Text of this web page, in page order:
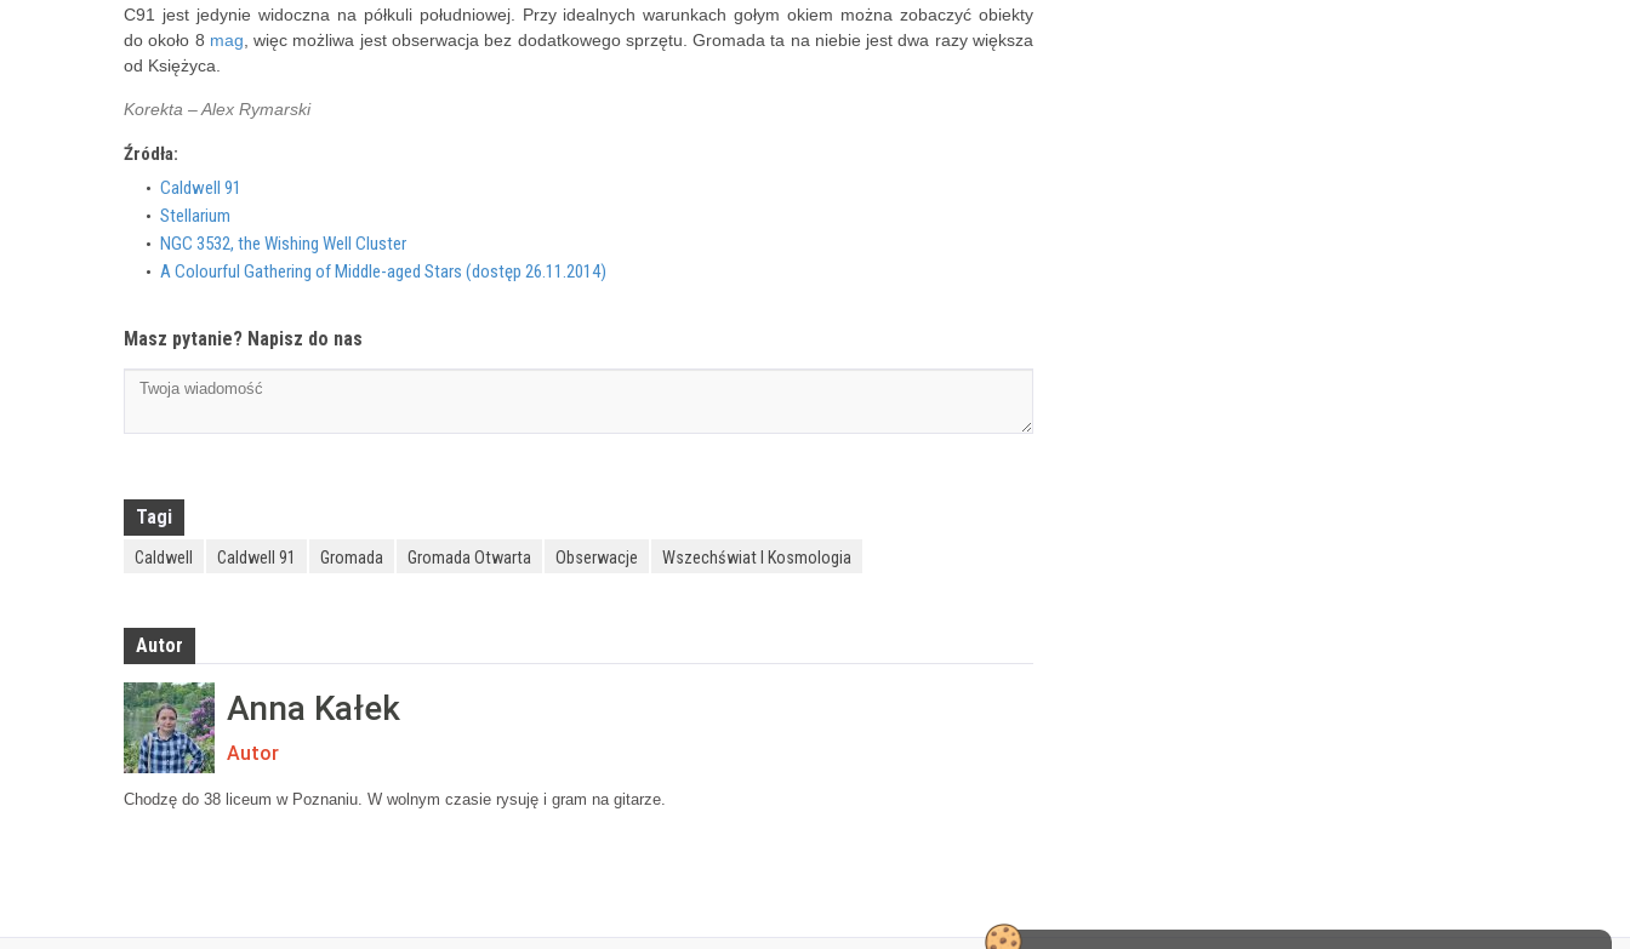
C91 jest jedynie widoczna na półkuli południowej. Przy idealnych warunkach gołym okiem można zobaczyć obiekty
do około 8 mag, więc możliwa jest obserwacja bez dodatkowego sprzętu. Gromada ta na niebie jest dwa razy większa
od Księżyca.
Korekta – Alex Rymarski
Źródła:
Caldwell 91
Stellarium
NGC 3532, the Wishing Well Cluster
A Colourful Gathering of Middle-aged Stars (dostęp 26.11.2014)
Masz pytanie? Napisz do nas
Tagi
Caldwell Caldwell 91 Gromada Gromada Otwarta Obserwacje Wszechświat I Kosmologia
Autor
Anna Kałek
Autor
Chodzę do 38 liceum w Poznaniu. W wolnym czasie rysuję i gram na gitarze.